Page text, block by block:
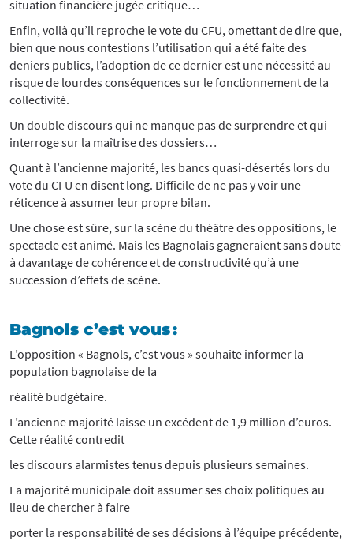
situation financière jugée critique…
Enfin, voilà qu’il reproche le vote du CFU, omettant de dire que,
bien que nous contestions l’utilisation qui a été faite des
deniers publics, l’adoption de ce dernier est une nécessité au
risque de lourdes conséquences sur le fonctionnement de la
collectivité.
Un double discours qui ne manque pas de surprendre et qui
interroge sur la maîtrise des dossiers…
Quant à l’ancienne majorité, les bancs quasi-désertés lors du
vote du CFU en disent long. Difficile de ne pas y voir une
réticence à assumer leur propre bilan.
Une chose est sûre, sur la scène du théâtre des oppositions, le
spectacle est animé. Mais les Bagnolais gagneraient sans doute
à davantage de cohérence et de constructivité qu’à une
succession d’effets de scène.
Bagnols c’est vous :
L’opposition « Bagnols, c’est vous » souhaite informer la
population bagnolaise de la
réalité budgétaire.
L’ancienne majorité laisse un excédent de 1,9 million d’euros.
Cette réalité contredit
les discours alarmistes tenus depuis plusieurs semaines.
La majorité municipale doit assumer ses choix politiques au
lieu de chercher à faire
porter la responsabilité de ses décisions à l’équipe précédente,